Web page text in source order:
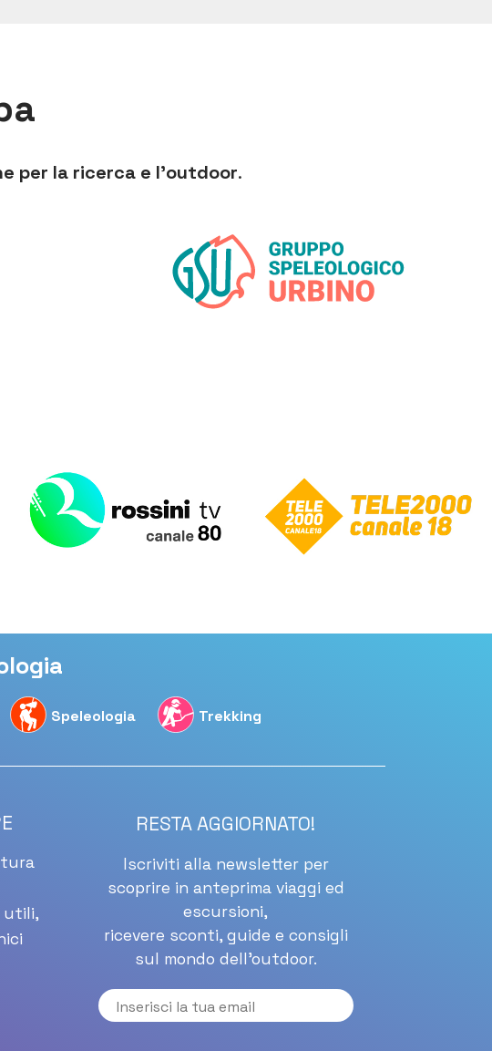
per la ricerca e l’outdoor.
Speleologia Trekking
utili,
RESTA AGGIORNATO!
Iscriviti alla newsletter per
scoprire in anteprima viaggi ed
escursioni,
ricevere sconti, guide e consigli
sul mondo dell'outdoor.